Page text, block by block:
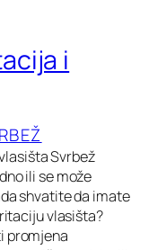
i
Svrbež
ili se može
shvatite da imate
vlasišta?
promjena